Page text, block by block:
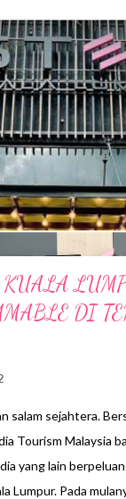
untuk
bagi pasaran
Selangor Dulu!” dan
Sejak pembukaan
telah mula
negeri yang
juta pelawat bagi
2023, Tourism
KUALA
DI
salam sejahtera.
Tourism Malaysia
yang lain
Lumpur. Pada